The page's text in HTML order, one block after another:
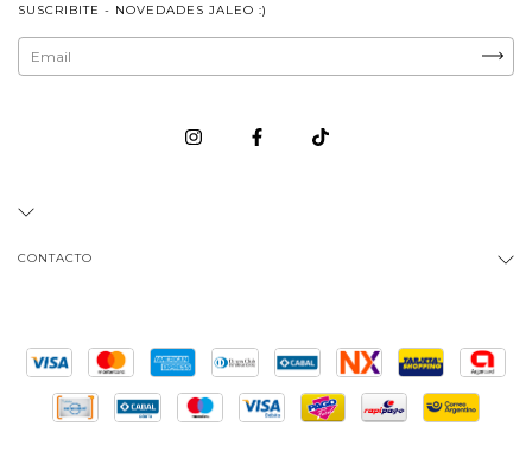
SUSCRIBITE - NOVEDADES JALEO :)
CONTACTO